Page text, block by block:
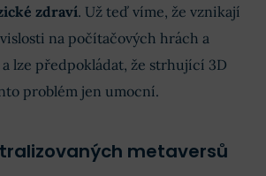
zdraví. Už teď víme, že vznikají
na počítačových hrách a
lze předpokládat, že strhující 3D
problém jen umocní.
metaversů